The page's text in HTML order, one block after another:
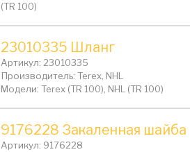
(TR 100)
23010335 Шланг
Артикул: 23010335
Производитель: Terex, NHL
Модели: Terex (TR 100), NHL (TR 100)
9176228 Закаленная шайба
Артикул: 9176228